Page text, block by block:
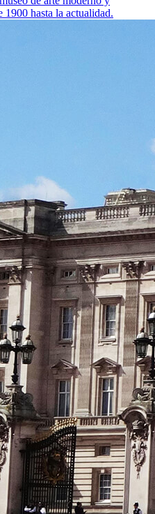
1900 hasta la actualidad.